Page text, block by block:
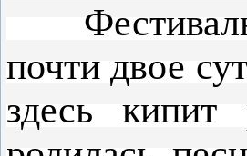
Фестиваль
почти двое
здесь